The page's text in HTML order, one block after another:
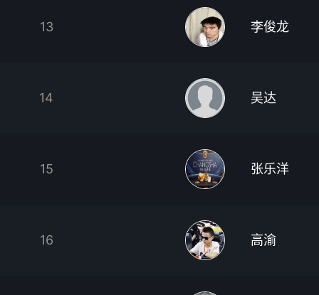
13 李俊龙
14 吴达
15 张乐洋
16 高渝